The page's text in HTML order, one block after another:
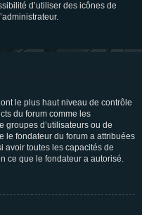
d’utiliser des icônes de
le plus haut niveau de contrôle
du forum comme les
groupes d’utilisateurs ou de
le fondateur du forum a attribuées
avoir toutes les capacités de
ce que le fondateur a autorisé.